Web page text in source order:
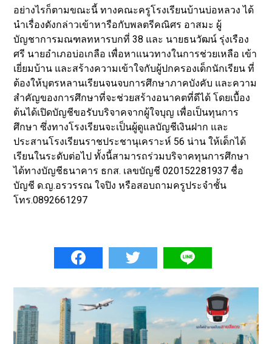
อย่างไรก็ตามขณะนี้ ทางคณะครูโรงเรียนบ้านบ่อหลวง ได้
นำเรื่องดังกล่าวเข้าหารือกับพลตรีคณิศร อาสมะ ผู้
บัญชาการมณฑลทหารบกที่ 38 และ นายธนวัฒน์ รุ่งเรือง
ศรี นายอำเภอบ่อเกลือ เพื่อหาแนวทางในการช่วยเหลือ เข้า
เยี่ยมบ้าน และสร้างความเข้าใจกับผู้ปกครองเด็กนักเรียน ที่
ต้องให้บุตรหลานเรียนจนจบการศึกษาภาคบังคับ และความ
สำคัญของการศึกษาที่จะช่วยสร้างอนาคตที่ดีได้ โดยเบื้อง
ต้นได้เปิดบัญชีขอรับบริจาคจากผู้ใจบุญ เพื่อเป็นทุนการ
ศึกษา ซึ่งทางโรงเรียนจะเป็นผู้ดูแลบัญชีเงินฝาก และ
ประสานโรงเรียนราชประชานุเคราะห์ 56 น่าน ให้เด็กได้
เรียนในระดับต่อไป ทั้งนี้สามารถร่วมบริจาคทุนการศึกษา
ได้ทางบัญชีธนาคาร ธกส. เลขบัญชี 020152281937 ชื่อ
บัญชี ด.ญ.อรวรรณ ใจปิง หรือสอบถามครูประจำชั้น
โทร.0892661297